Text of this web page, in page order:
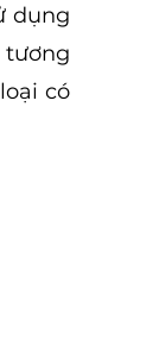
dụng
tương
có